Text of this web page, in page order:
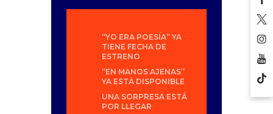
“YO ERA POESÍA” YA
TIENE FECHA DE
ESTRENO
“EN MANOS AJENAS”
YA ESTÁ DISPONIBLE
UNA SORPRESA ESTÁ
POR LLEGAR